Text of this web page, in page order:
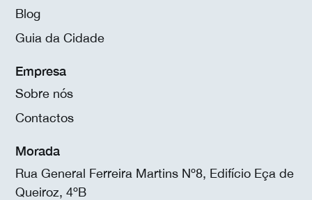
Blog
Guia da Cidade
Empresa
Sobre nós
Contactos
Morada
Rua General Ferreira Martins Nº8, Edifício Eça de
Queiroz, 4ºB